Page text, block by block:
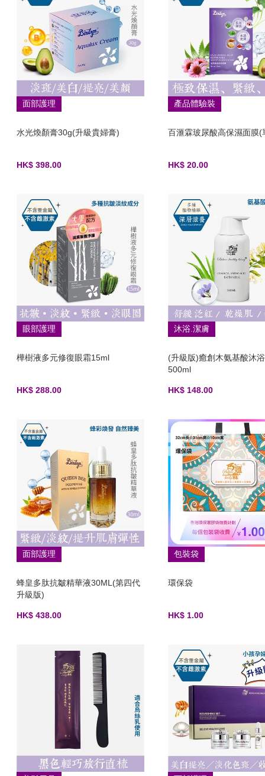
面部護理
水光煥顏膏30g(升級貴婦膏)
HK$ 398.00
產品體驗裝
百滙霖玻尿酸高保濕面膜(
HK$ 20.00
眼部護理
樺樹液多元修復眼霜15ml
HK$ 288.00
沐浴.潔膚
(升級版)癒創木氨基酸沐
500ml
HK$ 148.00
面部護理
蜂皇多肽抗皺精華液30ML(第四代
升級版)
HK$ 438.00
包裝袋
環保袋
HK$ 1.00